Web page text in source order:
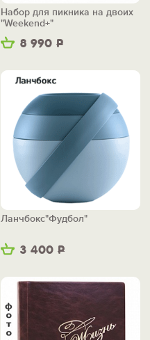
8 990 Р
Набор для пикника на двоих
"Weekend+"
3 400 Р
Ланчбокс"Фудбол"